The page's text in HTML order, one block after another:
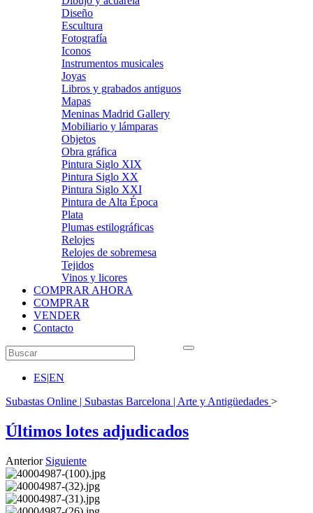
Diseño
Escultura
Fotografía
Iconos
Instrumentos musicales
Joyas
Libros y grabados antiguos
Mapas
Meninas Madrid Gallery
Mobiliario y lámparas
Objetos
Obra gráfica
Pintura Siglo XIX
Pintura Siglo XX
Pintura Siglo XXI
Pintura de Alta Época
Plata
Plumas estilográficas
Relojes
Relojes de sobremesa
Tejidos
Vinos y licores
COMPRAR AHORA
COMPRAR
VENDER
Contacto
ES|EN
Subastas Online | Subastas Barcelona | Arte y Antigüedades >
Últimos lotes adjudicados
Anterior Siguiente